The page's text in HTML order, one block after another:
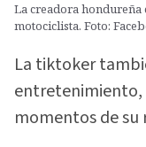
La creadora hondureña
motociclista. Foto:
La tiktoker
entretenimiento,
momentos de su